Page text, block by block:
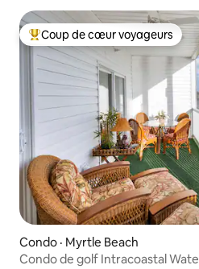
Coup de cœur voyageurs parmi
Coup de cœur voyageurs
Condo · Myrtle Beach
Condo de golf Intracoastal